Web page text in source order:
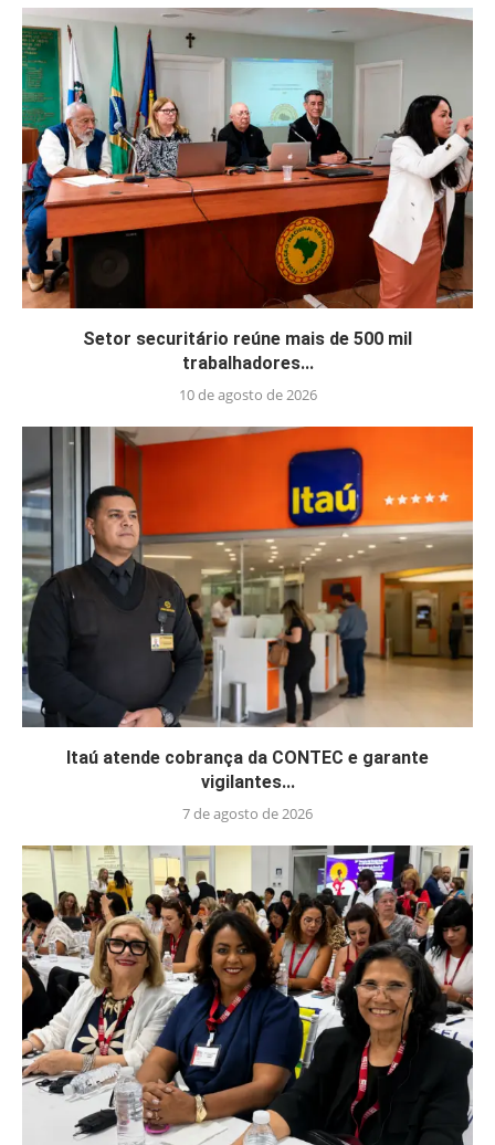
Setor securitário reúne mais de 500 mil
trabalhadores...
10 de agosto de 2026
Itaú atende cobrança da CONTEC e garante
vigilantes...
7 de agosto de 2026